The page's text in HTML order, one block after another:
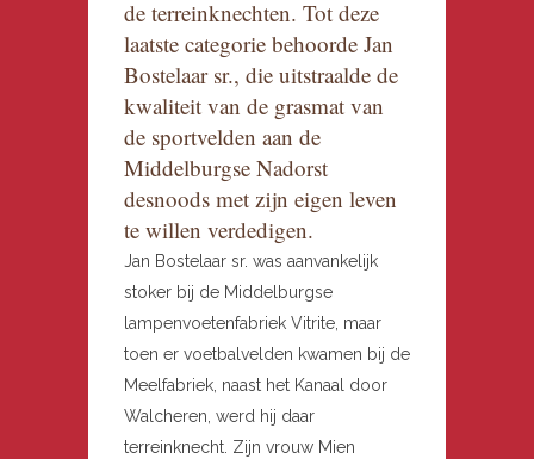
de terreinknechten. Tot deze
laatste categorie behoorde Jan
Bostelaar sr., die uitstraalde de
kwaliteit van de grasmat van
de sportvelden aan de
Middelburgse Nadorst
desnoods met zijn eigen leven
te willen verdedigen.
Jan Bostelaar sr. was aanvankelijk
stoker bij de Middelburgse
lampenvoetenfabriek Vitrite, maar
toen er voetbalvelden kwamen bij de
Meelfabriek, naast het Kanaal door
Walcheren, werd hij daar
terreinknecht. Zijn vrouw Mien